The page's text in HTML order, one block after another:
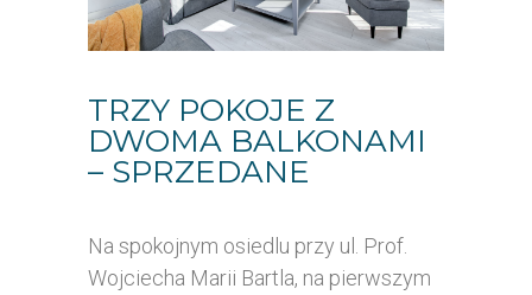
TRZY POKOJE Z
DWOMA BALKONAMI
– SPRZEDANE
Na spokojnym osiedlu przy ul. Prof.
Wojciecha Marii Bartla, na pierwszym